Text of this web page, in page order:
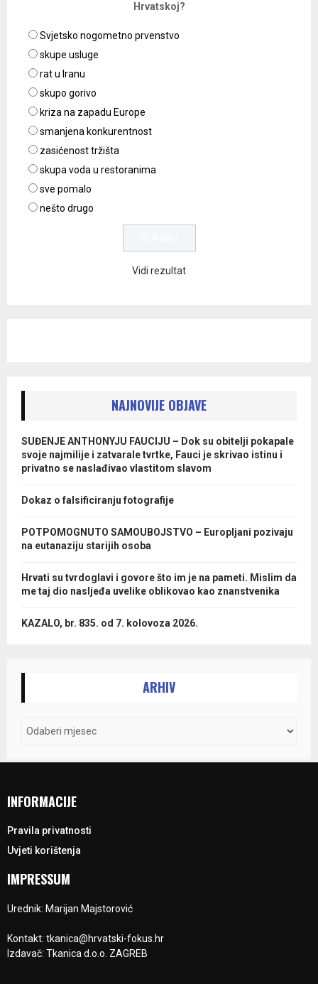
Hrvatskoj?
Svjetsko nogometno prvenstvo
skupe usluge
rat u Iranu
skupo gorivo
kriza na zapadu Europe
smanjena konkurentnost
zasićenost tržišta
skupa voda u restoranima
sve pomalo
nešto drugo
Vidi rezultat
NAJNOVIJE OBJAVE
SUĐENJE ANTHONYJU FAUCIJU – Dok su obitelji pokapale
svoje najmilije i zatvarale tvrtke, Fauci je skrivao istinu i
privatno se naslađivao vlastitom slavom
Dokaz o falsificiranju fotografije
POTPOMOGNUTO SAMOUBOJSTVO – Europljani pozivaju
na eutanaziju starijih osoba
Hrvati su tvrdoglavi i govore što im je na pameti. Mislim da
me taj dio nasljeđa uvelike oblikovao kao znanstvenika
KAZALO, br. 835. od 7. kolovoza 2026.
ARHIV
INFORMACIJE
Pravila privatnosti
Uvjeti korištenja
IMPRESSUM
Urednik: Marijan Majstorović
Kontakt: tkanica@hrvatski-fokus.hr
Izdavač: Tkanica d.o.o. ZAGREB